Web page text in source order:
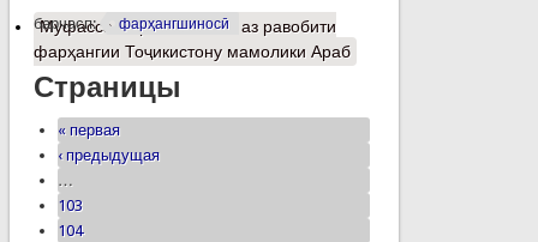
барчасп: фарҳангшиносӣ
Муфассалтаро Шаммае аз равобити
фарҳангии Тоҷикистону мамолики Араб
Страницы
« первая
‹ предыдущая
…
103
104